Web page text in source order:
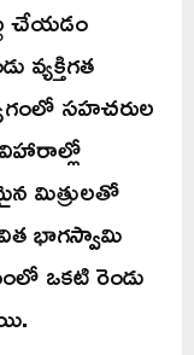
చేయడం
వ్యక్తిగత
సహచరుల
మిత్రులతో
భాగస్వామి
ఒకటి రెండు